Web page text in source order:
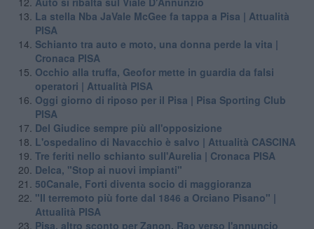
La stella Nba JaVale McGee fa tappa a Pisa | Attualità
PISA
Schianto tra auto e moto, una donna perde la vita |
Cronaca PISA
Occhio alla truffa, Geofor mette in guardia da falsi
operatori | Attualità PISA
Oggi giorno di riposo per il Pisa | Pisa Sporting Club
PISA
Del Giudice sempre più all'opposizione
L'ospedalino di Navacchio è salvo | Attualità CASCINA
Tre feriti nello schianto sull'Aurelia | Cronaca PISA
Delca, "Stop ai nuovi impianti"
50Canale, Forti diventa socio di maggioranza
"Il terremoto più forte dal 1846 a Orciano Pisano" |
Attualità PISA
Pisa, altro sconto per Zanon. Rao verso l'annuncio